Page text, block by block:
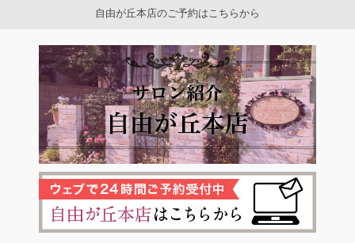
自由が丘本店のご予約はこちらから